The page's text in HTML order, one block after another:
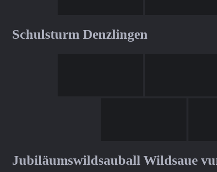
Schulsturm Denzlingen
Jubiläumswildsauball Wildsaue